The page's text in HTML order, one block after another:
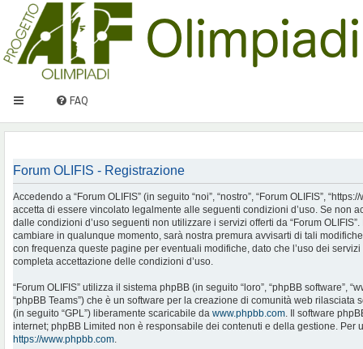
FAQ
Forum OLIFIS - Registrazione
Accedendo a “Forum OLIFIS” (in seguito “noi”, “nostro”, “Forum OLIFIS”,
accetta di essere vincolato legalmente alle seguenti condizioni d’uso. Se non
dalle condizioni d’uso seguenti non utilizzare i servizi offerti da “Forum
cambiare in qualunque momento, sarà nostra premura avvisarti di tali
con frequenza queste pagine per eventuali modifiche, dato che l’uso dei servizi
completa accettazione delle condizioni d’uso.
“Forum OLIFIS” utilizza il sistema phpBB (in seguito “loro”, “phpBB software”,
“phpBB Teams”) che è un software per la creazione di comunità web rilasciata
(in seguito “GPL”) liberamente scaricabile da www.phpbb.com. Il software
internet; phpBB Limited non è responsabile dei contenuti e della gestione. Per
https://www.phpbb.com.